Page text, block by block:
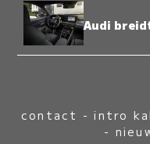
Audi
contact -intro
-